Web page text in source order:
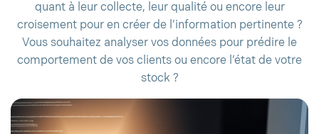
quant à leur collecte, leur qualité ou encore leur
croisement pour en créer de l’information pertinente ?
Vous souhaitez analyser vos données pour prédire le
comportement de vos clients ou encore l’état de votre
stock ?